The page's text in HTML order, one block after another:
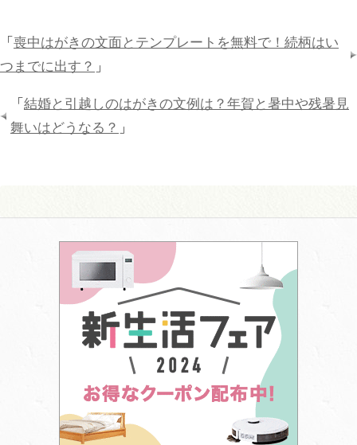
「 喪中はがきの文面とテンプレートを無料で！続柄はい
つまでに出す？ 」
「 結婚と引越しのはがきの文例は？年賀と暑中や残暑見
舞いはどうなる？ 」